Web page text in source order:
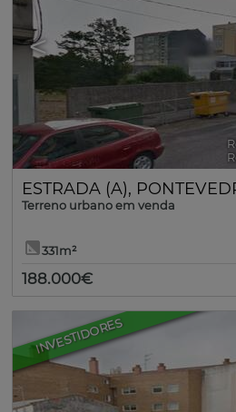
<
ESTRADA (A),
Terreno urbano em venda
331m²
188.000€
INVESTIDORES